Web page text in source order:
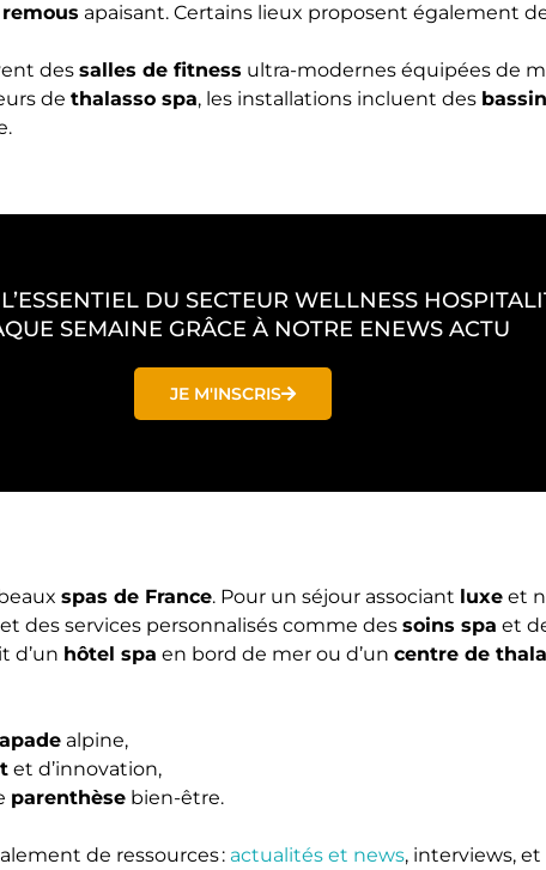
remous apaisant. Certains lieux proposent également
des salles de fitness ultra-modernes équipées de
de thalasso spa, les installations incluent des
DU SECTEUR WELLNESS
SEMAINE GRÂCE À NOTRE ENEWS ACTU
JE M'INSCRIS
spas de France. Pour un séjour associant luxe et
des services personnalisés comme des soins spa et
d’un hôtel spa en bord de mer ou d’un centre de
alpine,
et d’innovation,
parenthèse bien-être.
de ressources : actualités et news, interviews,